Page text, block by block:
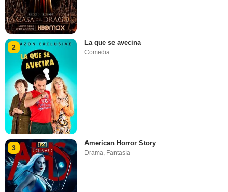
2
La que se avecina
Comedia
3
American Horror Story
Drama, Fantasía